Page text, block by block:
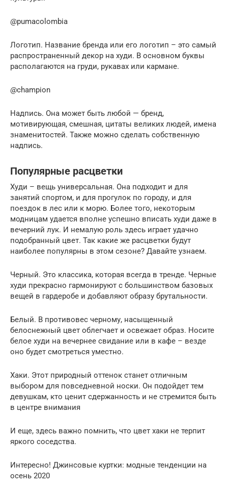
@pumacolombia
Логотип. Название бренда или его логотип – это самый
распространенный декор на худи. В основном буквы
располагаются на груди, рукавах или кармане.
@champion
Надпись. Она может быть любой — бренд,
мотивирующая, смешная, цитаты великих людей, имена
знаменитостей. Также можно сделать собственную
надпись.
Популярные расцветки
Худи – вещь универсальная. Она подходит и для
занятий спортом, и для прогулок по городу, и для
поездок в лес или к морю. Более того, некоторым
модницам удается вполне успешно вписать худи даже в
вечерний лук. И немалую роль здесь играет удачно
подобранный цвет. Так какие же расцветки будут
наиболее популярны в этом сезоне? Давайте узнаем.
Черный. Это классика, которая всегда в тренде. Черные
худи прекрасно гармонируют с большинством базовых
вещей в гардеробе и добавляют образу брутальности.
Белый. В противовес черному, насыщенный
белоснежный цвет облегчает и освежает образ. Носите
белое худи на вечернее свидание или в кафе – везде
оно будет смотреться уместно.
Хаки. Этот природный оттенок станет отличным
выбором для повседневной носки. Он подойдет тем
девушкам, кто ценит сдержанность и не стремится быть
в центре внимания
И еще, здесь важно помнить, что цвет хаки не терпит
яркого соседства.
Интересно! Джинсовые куртки: модные тенденции на
осень 2020